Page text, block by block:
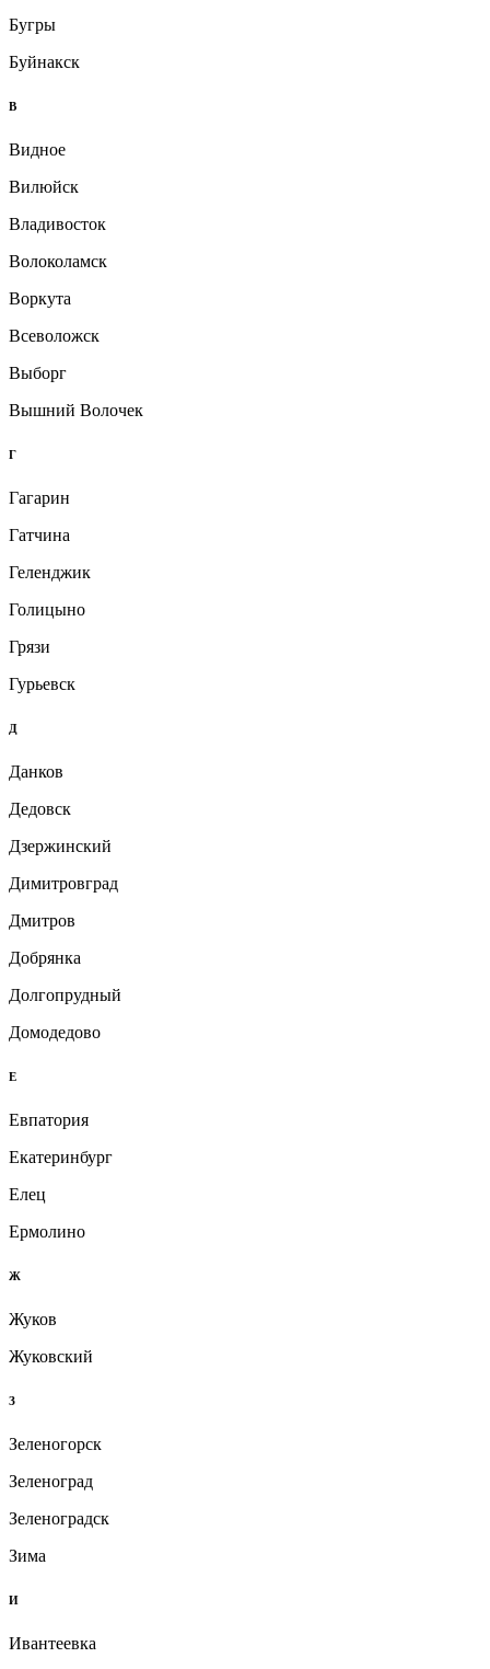
Бугры
Буйнакск
В
Видное
Вилюйск
Владивосток
Волоколамск
Воркута
Всеволожск
Выборг
Вышний Волочек
Г
Гагарин
Гатчина
Геленджик
Голицыно
Грязи
Гурьевск
Д
Данков
Дедовск
Дзержинский
Димитровград
Дмитров
Добрянка
Долгопрудный
Домодедово
Е
Евпатория
Екатеринбург
Елец
Ермолино
Ж
Жуков
Жуковский
З
Зеленогорск
Зеленоград
Зеленоградск
Зима
И
Ивантеевка